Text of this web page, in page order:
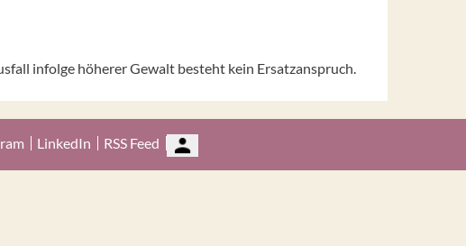
infolge höherer Gewalt besteht kein Ersatzanspruch.
LinkedIn RSS Feed